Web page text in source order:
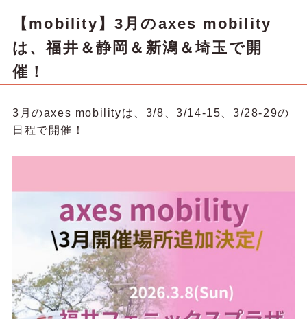
【mobility】3月のaxes mobility
は、福井＆静岡＆新潟＆埼玉で開
催！
3月のaxes mobilityは、3/8、3/14-15、3/28-29の
日程で開催！